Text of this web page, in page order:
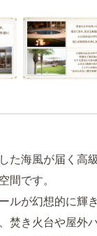
た海風が届く高
間です。
ルが幻想的に輝
焚き火台や屋外